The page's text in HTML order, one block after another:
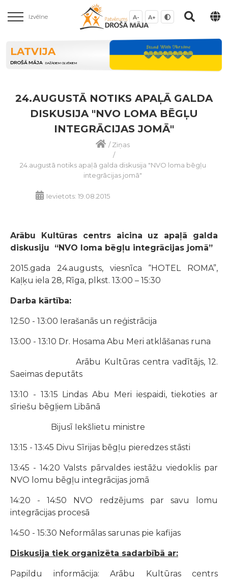
Izvēlne A- A+
LATVIJA
DROŠĀ MĀJA DAŽĀDIEM CILVĒKIEM
24.AUGUSTĀ NOTIKS APAĻĀ GALDA
DISKUSIJA "NVO LOMA BĒGĻU
INTEGRĀCIJAS JOMĀ"
/Ziņas
/
24.augustā notiks apaļā galda diskusija "NVO loma bēgļu
integrācijas jomā"
Ievietots: 19.08.2015
Arābu Kultūras centrs aicina uz apaļā galda
diskusiju
“NVO loma bēgļu integrācijas jomā”
2015.gada 24.augusts, viesnīca “HOTEL ROMA”,
Kaļķu iela 28, Rīga, plkst. 13:00 – 15:30
Darba kārtība:
12:50 - 13:00 Ierašanās un reģistrācija
13:00 - 13:10 Dr. Hosama Abu Meri atklāšanas runa
Arābu Kultūras centra vadītājs, 12.
Saeimas deputāts
13:10 - 13:15 Lindas Abu Meri iespaidi, tiekoties ar
sīriešu bēgļiem Libānā
Bijusī Iekšlietu ministre
13:15 - 13:45 Divu Sīrijas bēgļu pieredzes stāsti
13:45 - 14:20 Valsts pārvaldes iestāžu viedoklis par
NVO lomu bēgļu integrācijas jomā
14:20 - 14:50 NVO redzējums par savu lomu
integrācijas procesā
14:50 - 15:30 Neformālas sarunas pie kafijas
Diskusija tiek organizēta sadarbībā ar:
Papildu informācija: Arābu Kultūras centrs